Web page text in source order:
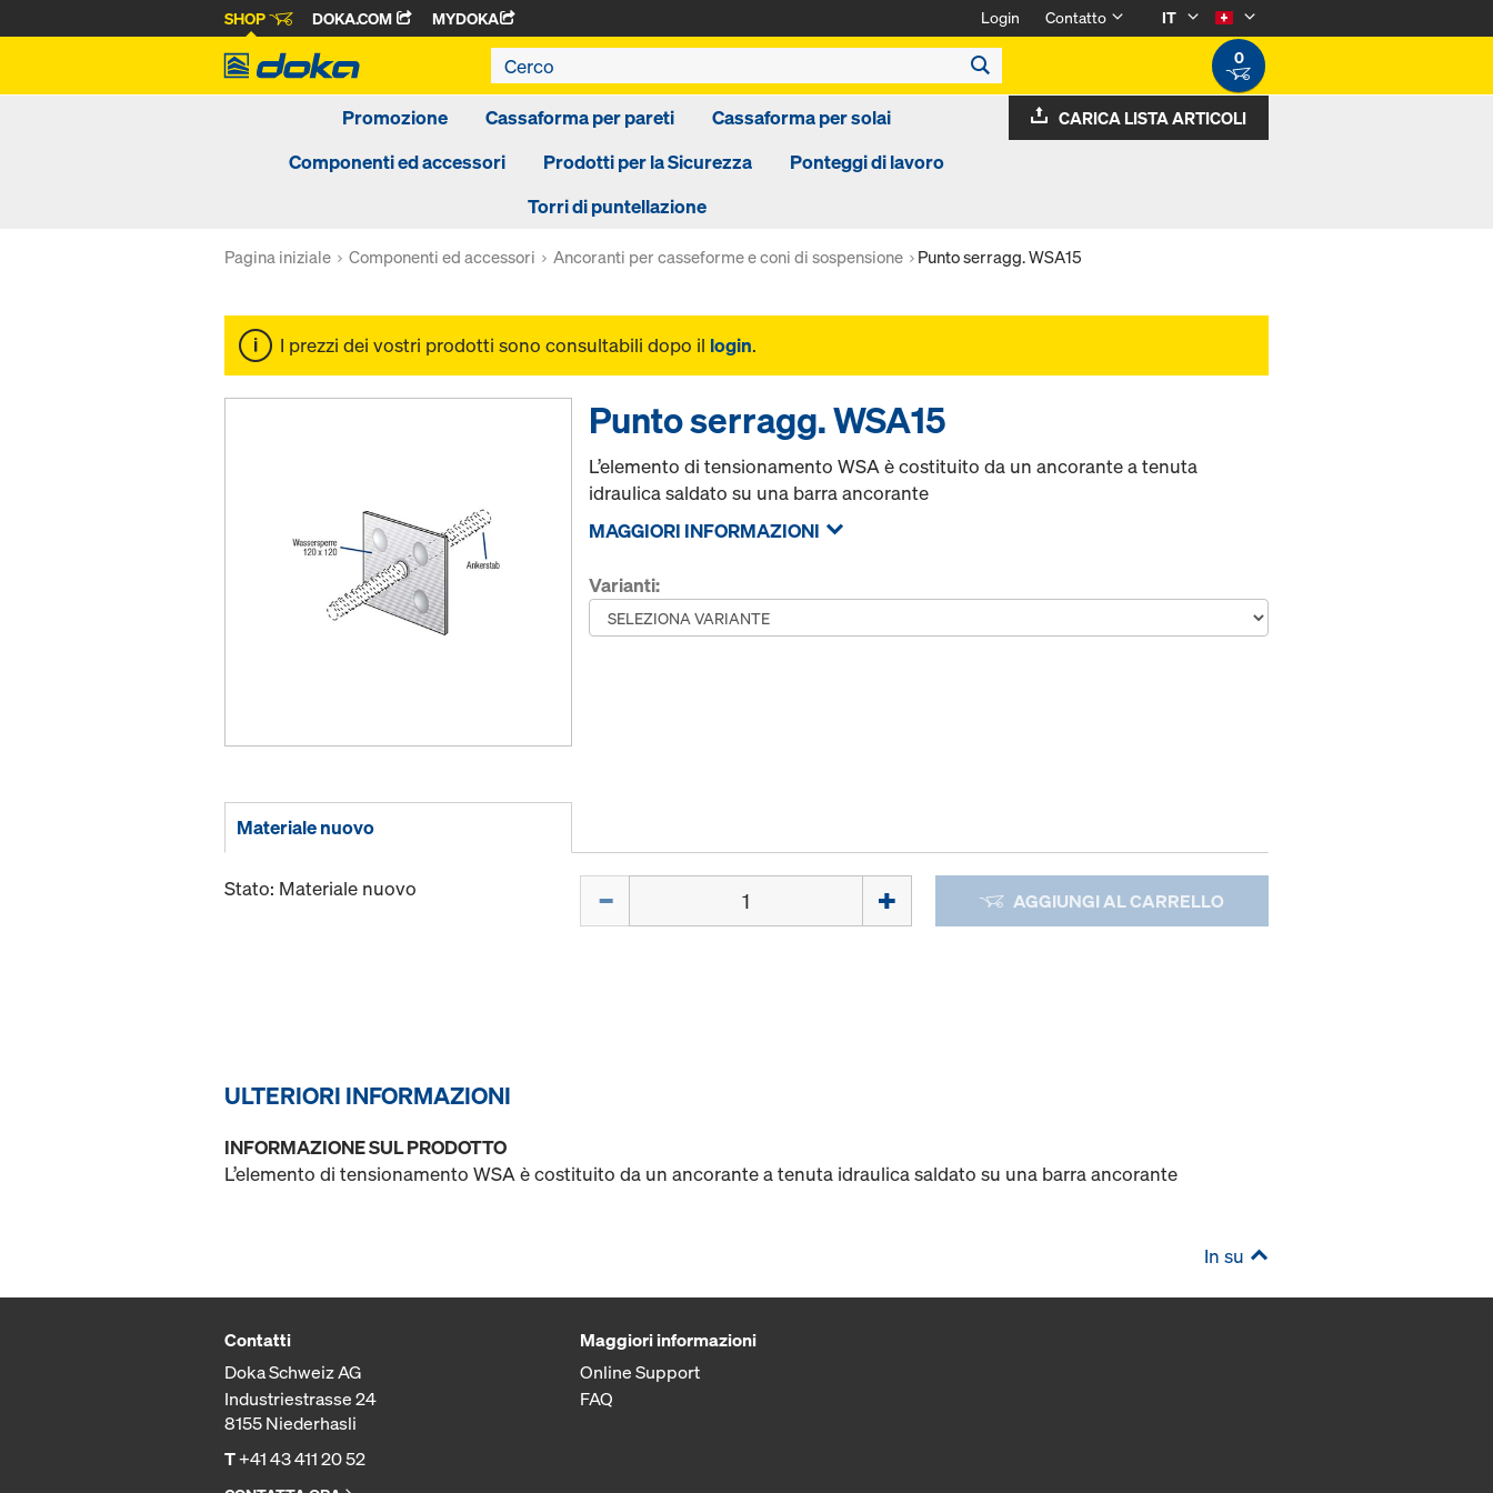
SHOP DOKA.COM MYDOKA Login Contatto
IT
0
Promozione Cassaforma per pareti
Cassaforma per solai
Componenti ed accessori
Prodotti per la Sicurezza
Ponteggi di lavoro
Torri di puntellazione
CARICA LISTA ARTICOLI
Pagina iniziale Componenti ed accessori Ancoranti per casseforme e coni di sospensione Punto serragg. WSA15
I prezzi dei vostri prodotti sono consultabili dopo il login.
Punto serragg. WSA15
L’elemento di tensionamento WSA è costituito da un ancorante a tenuta
idraulica saldato su una barra ancorante
MAGGIORI INFORMAZIONI
Varianti:
Materiale nuovo
Stato: Materiale nuovo AGGIUNGI AL CARRELLO
ULTERIORI INFORMAZIONI
INFORMAZIONE SUL PRODOTTO
L’elemento di tensionamento WSA è costituito da un ancorante a tenuta idraulica saldato su una barra ancorante
In su
Contatti
Doka Schweiz AG
Industriestrasse 24
8155 Niederhasli
T+41 43 411 20 52
Maggiori informazioni
Online Support
FAQ